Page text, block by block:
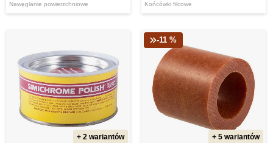
Nawęglanie powierzchniowe Końcówki filcowe
+ 2 wariantów
-11 %
+ 5 wariantów